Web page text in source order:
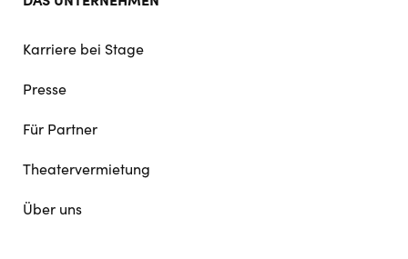
Karriere bei Stage
Presse
Für Partner
Theatervermietung
Über uns